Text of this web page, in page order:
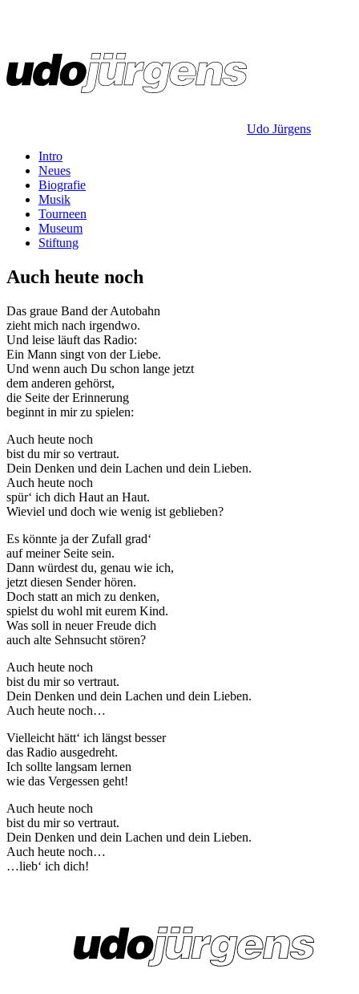
Udo Jürgens
Intro
Neues
Biografie
Musik
Tourneen
Museum
Stiftung
Auch heute noch
Das graue Band der Autobahn
zieht mich nach irgendwo.
Und leise läuft das Radio:
Ein Mann singt von der Liebe.
Und wenn auch Du schon lange jetzt
dem anderen gehörst,
die Seite der Erinnerung
beginnt in mir zu spielen:
Auch heute noch
bist du mir so vertraut.
Dein Denken und dein Lachen und dein Lieben.
Auch heute noch
spür‘ ich dich Haut an Haut.
Wieviel und doch wie wenig ist geblieben?
Es könnte ja der Zufall grad‘
auf meiner Seite sein.
Dann würdest du, genau wie ich,
jetzt diesen Sender hören.
Doch statt an mich zu denken,
spielst du wohl mit eurem Kind.
Was soll in neuer Freude dich
auch alte Sehnsucht stören?
Auch heute noch
bist du mir so vertraut.
Dein Denken und dein Lachen und dein Lieben.
Auch heute noch…
Vielleicht hätt‘ ich längst besser
das Radio ausgedreht.
Ich sollte langsam lernen
wie das Vergessen geht!
Auch heute noch
bist du mir so vertraut.
Dein Denken und dein Lachen und dein Lieben.
Auch heute noch…
…lieb‘ ich dich!